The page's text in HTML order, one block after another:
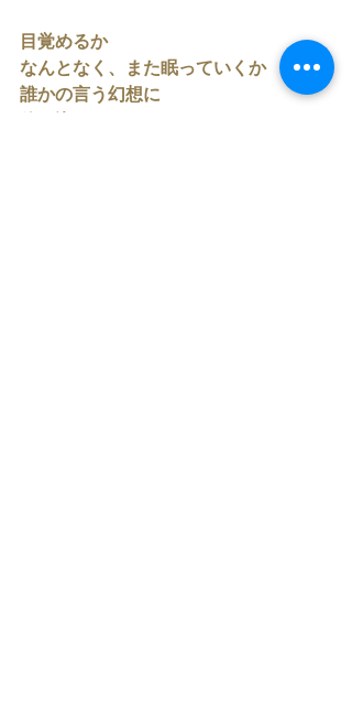
目覚めるか
なんとなく、また眠っていくか
誰かの言う幻想に